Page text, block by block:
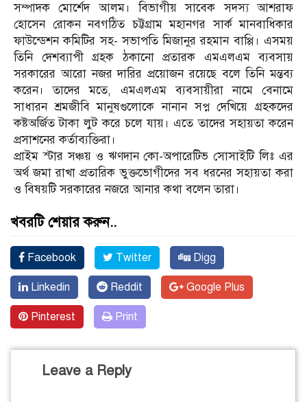
সম্পাদক মোর্শেদ আলম। বিভাগীয় সাবেক সদস্য আশরাফ
হোসেন রোকন নবগঠিত চট্টগ্রাম মহানগর সার্ক মানবাধিকার
ফাউন্ডেশন কমিটির সহ- সভাপতি মিজানুর রহমান বাপ্পি। এসময়
তিনি দেশব্যাপী গ্রহক ঠকানো প্রতারক এমএলএম ব্যবসায়
সরকারের আরো নজর দারির প্রয়োজন রয়েছে বলে তিনি মন্তব্য
করেন। তাদের মতে, এমএলএম ব্যবসায়ীরা নামে বেনামে
সাধারন শ্রমজীবি মানুষগুলোকে নানান সপ্ন দেখিয়ে গ্রহকদের
কষ্টঅর্জিত টাকা লুট করে চলে যায়। এতে তাদের সহায়তা করেন
প্রসাশনের কর্তাব্যক্তিরা।
প্রাইম স্টার সঞ্চয় ও ঋণদান কো-অপারেটিভ সোসাইটি লিঃ এর
অর্থ জমা রাখা প্রতারিক ভুক্তভোগীদের সব ধরনের সহায়তা করা
ও বিষয়টি সরকারের নজরে আনার কথা বলেন তারা।
খবরটি শেয়ার করুন..
Facebook Twitter Digg
Linkedin Reddit Google Plus
Pinterest Print
Leave a Reply